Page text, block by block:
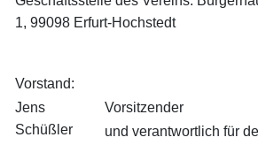
1, 99098 Erfurt-Hochstedt
Vorstand:
Jens
Schüßler
Vorsitzender
und verantwortlich für